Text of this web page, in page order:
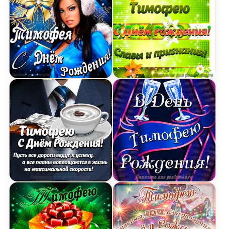
Открытка поздравление Тимофею с Днем
Картинка Тимофею с Днем Рождения с
Картинка Тимофею с
Открытка Тимофею в